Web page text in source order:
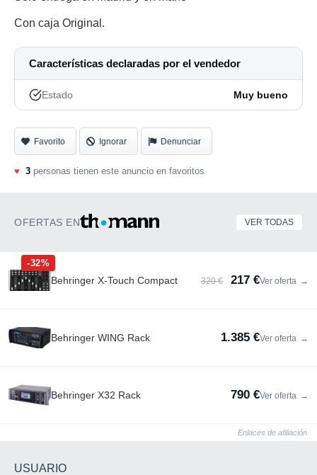
Con caja Original.
Características declaradas por el vendedor
Estado Muy bueno
Favorito Ignorar Denunciar
♥ 3 personas tienen este anuncio en favoritos
OFERTAS EN VER TODAS
-32%
Behringer X-Touch Compact 320 € 217 €Ver oferta →
Behringer WING Rack 1.385 €Ver oferta →
Behringer X32 Rack 790 €Ver oferta →
Enlaces de afiliación
USUARIO